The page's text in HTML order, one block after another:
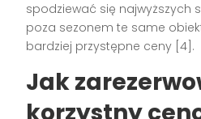
spodziewać się najwyższych
poza sezonem te same
bardziej przystępne ceny [4].
Jak